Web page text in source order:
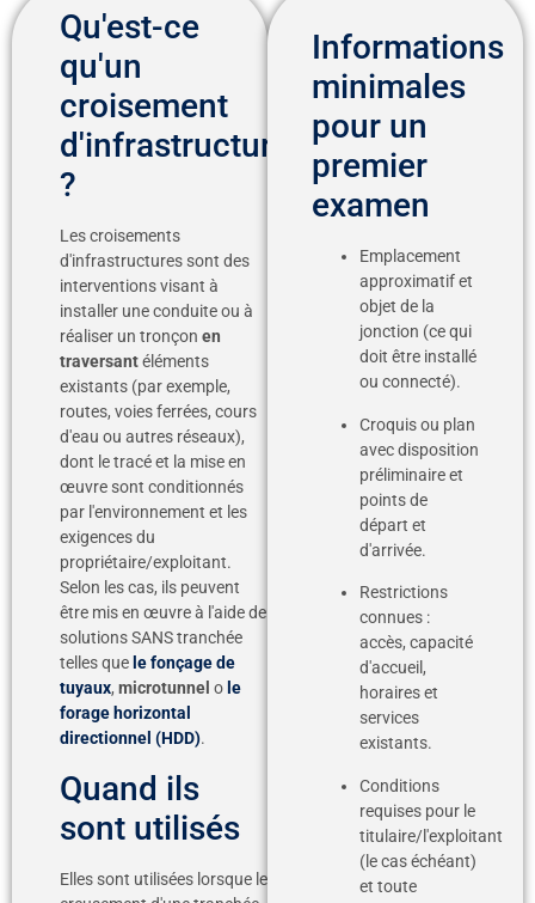
Qu'est-ce
qu'un
croisement
d'infrastructures
?
Les croisements
d'infrastructures sont des
interventions visant à
installer une conduite ou à
réaliser un tronçon en
traversantéléments
existants (par exemple,
routes, voies ferrées, cours
d'eau ou autres réseaux),
dont le tracé et la mise en
œuvre sont conditionnés
par l'environnement et les
exigences du
propriétaire/exploitant.
Selon les cas, ils peuvent
être mis en œuvre à l'aide de
solutions SANS tranchée
telles que le fonçage de
tuyaux, microtunnel o le
forage horizontal
directionnel (HDD).
Quand ils
sont utilisés
Elles sont utilisées lorsque le
Informations
minimales
pour un
premier
examen
Emplacement
approximatif et
objet de la
jonction (ce qui
doit être installé
ou connecté).
Croquis ou plan
avec disposition
préliminaire et
points de
départ et
d'arrivée.
Restrictions
connues :
accès, capacité
d'accueil,
horaires et
services
existants.
Conditions
requises pour le
titulaire/l'exploitant
(le cas échéant)
et toute